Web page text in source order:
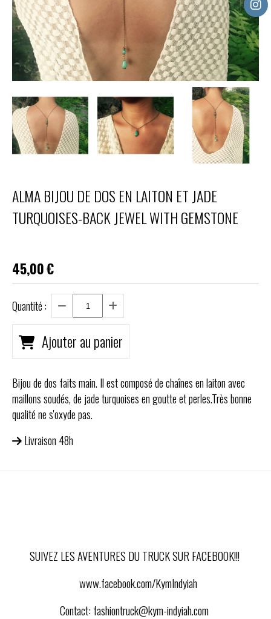
ALMA BIJOU DE DOS EN LAITON ET JADE
TURQUOISES-BACK JEWEL WITH GEMSTONE
45,00€
Quantité :
Ajouter au panier
Bijou de dos faits main. Il est composé de chaînes en laiton avec
maillons soudés, de jade turquoises en goutte et perles.Très bonne
qualité ne s'oxyde pas.
Livraison 48h
SUIVEZ LES AVENTURES DU TRUCK SUR FACEBOOK!!!
www.facebook.com/KymIndyiah
Contact:fashiontruck@kym-indyiah.com